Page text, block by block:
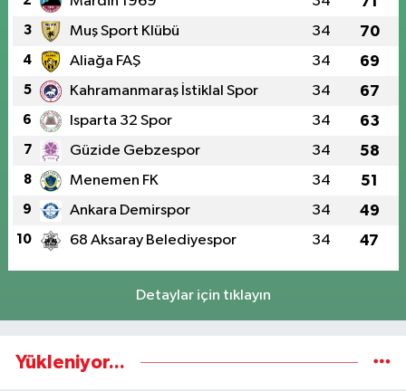
3 Muş Sport Klübü 34 70
4 Aliağa FAŞ 34 69
5 Kahramanmaraş İstiklal Spor 34 67
6 Isparta 32 Spor 34 63
7 Güzide Gebzespor 34 58
8 Menemen FK 34 51
9 Ankara Demirspor 34 49
10 68 Aksaray Belediyespor 34 47
Detaylar için tıklayın
Yükleniyor...